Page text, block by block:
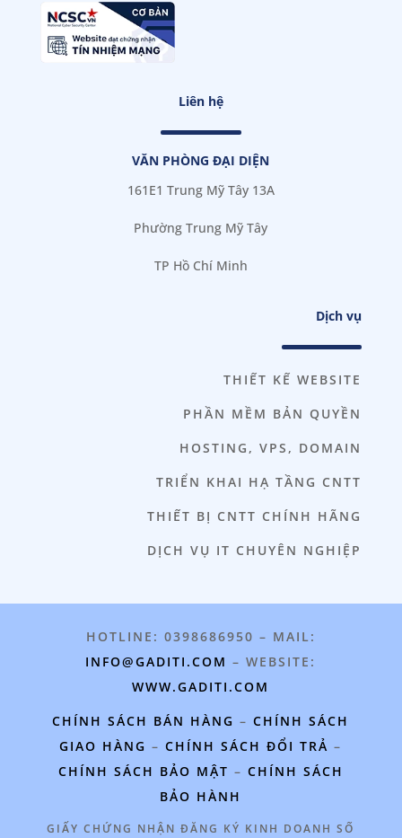
Liên hệ
VĂN PHÒNG ĐẠI DIỆN
161E1 Trung Mỹ Tây 13A
Phường Trung Mỹ Tây
TP Hồ Chí Minh
Dịch vụ
THIẾT KẾ WEBSITE
PHẦN MỀM BẢN QUYỀN
HOSTING, VPS, DOMAIN
TRIỂN KHAI HẠ TẦNG CNTT
THIẾT BỊ CNTT CHÍNH HÃNG
DỊCH VỤ IT CHUYÊN NGHIỆP
HOTLINE: 0398686950 – MAIL:
INFO@GADITI.COM – WEBSITE:
WWW.GADITI.COM
CHÍNH SÁCH BÁN HÀNG –CHÍNH SÁCH
GIAO HÀNG –CHÍNH SÁCH ĐỔI TRẢ –
CHÍNH SÁCH BẢO MẬT – CHÍNH SÁCH
BẢO HÀNH
GIẤY CHỨNG NHẬN ĐĂNG KÝ KINH DOANH SỐ